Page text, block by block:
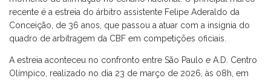
recente é a estreia do árbitro assistente Felipe Aderaldo da
Conceição, de 36 anos, que passou a atuar com a insígnia do
quadro de arbitragem da CBF em competições oficiais.
A estreia aconteceu no confronto entre São Paulo e A.D. Centro
Olímpico, realizado no dia 23 de março de 2026, às 08h, em